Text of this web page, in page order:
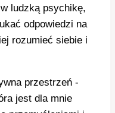
ludzką psychikę,
odpowiedzi na
rozumieć siebie i
przestrzeń -
jest dla mnie